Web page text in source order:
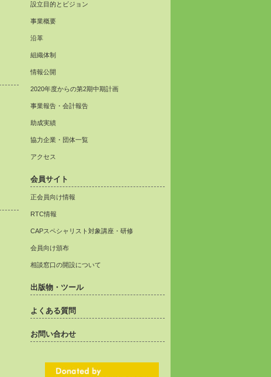
設立目的とビジョン
事業概要
沿革
組織体制
情報公開
2020年度からの第2期中期計画
事業報告・会計報告
助成実績
協力企業・団体一覧
アクセス
会員サイト
正会員向け情報
RTC情報
CAPスペシャリスト対象講座・研修
会員向け頒布
相談窓口の開設について
出版物・ツール
よくある質問
お問い合わせ